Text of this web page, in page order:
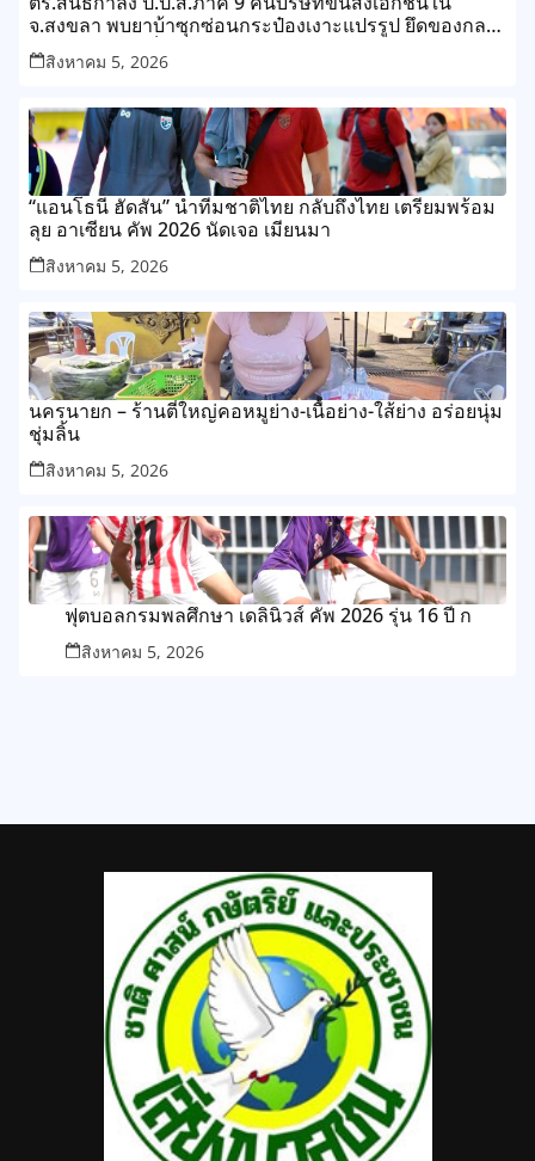
จ.สงขลา พบยาบ้าซุกซ่อนกระป๋องเงาะแปรรูป ยึดของกลาง
กว่า 268,000 เม็ด
สิงหาคม 5, 2026
“แอนโธนี ฮัดสัน” นำทีมชาติไทย กลับถึงไทย เตรียมพร้อม
ลุย อาเซียน คัพ 2026 นัดเจอ เมียนมา
สิงหาคม 5, 2026
นครนายก – ร้านตี๋ใหญ่คอหมูย่าง-เนื้อย่าง-ใส้ย่าง อร่อยนุ่ม
ชุ่มลิ้น
สิงหาคม 5, 2026
ฟุตบอลกรมพลศึกษา เดลินิวส์ คัพ 2026 รุ่น 16 ปี ก
สิงหาคม 5, 2026